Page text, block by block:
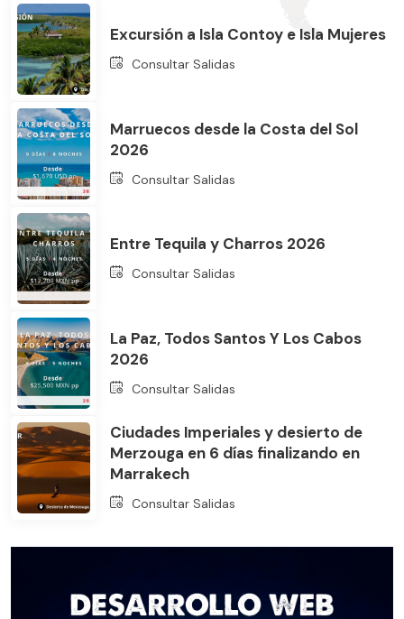
Excursión a Isla Contoy e Isla Mujeres
Consultar Salidas
Marruecos desde la Costa del Sol
2026
Consultar Salidas
Entre Tequila y Charros 2026
Consultar Salidas
La Paz, Todos Santos Y Los Cabos
2026
Consultar Salidas
Ciudades Imperiales y desierto de
Merzouga en 6 días finalizando en
Marrakech
Consultar Salidas